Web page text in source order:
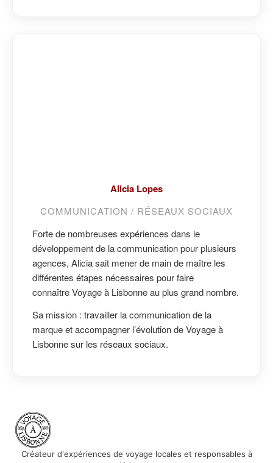
Alicia Lopes
COMMUNICATION / RÉSEAUX SOCIAUX​
Forte de nombreuses expériences dans le
développement de la communication pour plusieurs
agences, Alicia sait mener de main de maître les
différentes étapes nécessaires pour faire
connaître Voyage à Lisbonne au plus grand nombre.
Sa mission : travailler la communication de la
marque et accompagner l’évolution de Voyage à
Lisbonne sur les réseaux sociaux.
Créateur d'expériences de voyage locales et responsables à